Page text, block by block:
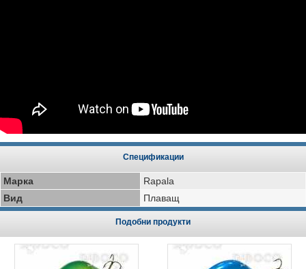
Спецификации
Марка
Rapala
Вид
Плаващ
Подобни продукти